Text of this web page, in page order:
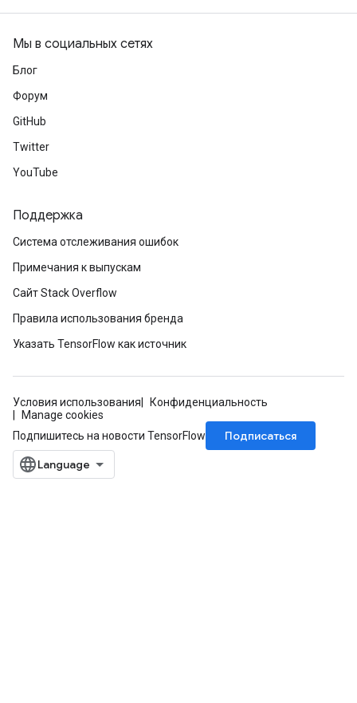
Мы в социальных сетях
Блог
Форум
GitHub
Twitter
YouTube
Поддержка
Система отслеживания ошибок
Примечания к выпускам
Сайт Stack Overflow
Правила использования бренда
Указать TensorFlow как источник
Условия использования
Конфиденциальность
Manage cookies
Подпишитесь на новости TensorFlow
Подписаться